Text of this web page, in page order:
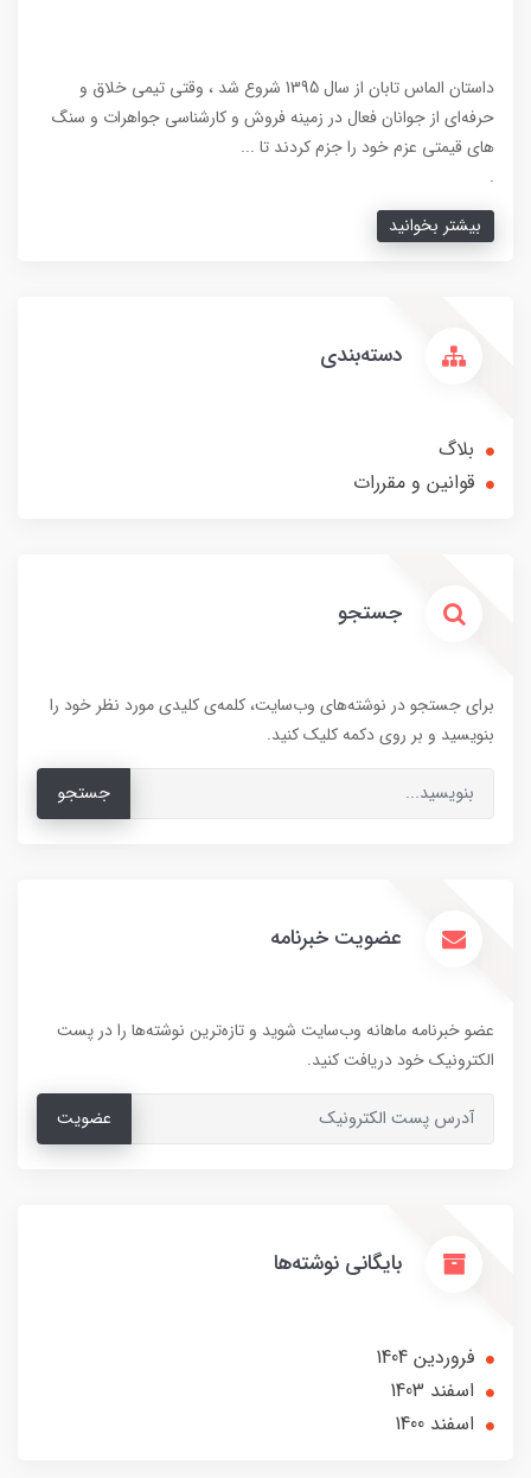
داستان الماس تابان از سال 1395 شروع شد ، وقتی تیمی خلاق و
حرفه‌ای از جوانان فعال در زمینه فروش و کارشناسی جواهرات و سنگ
های قیمتی عزم خود را جزم کردند تا ...
.
بیشتر بخوانید
دسته‌بندی
بلاگ
قوانین و مقررات
جستجو
برای جستجو در نوشته‌های وب‌سایت، کلمه‌ی کلیدی مورد نظر خود را
بنویسید و بر روی دکمه کلیک کنید.
جستجو
عضویت خبرنامه
عضو خبرنامه ماهانه وب‌سایت شوید و تازه‌ترین نوشته‌ها را در پست
الکترونیک خود دریافت کنید.
عضویت
بایگانی نوشته‌ها
فروردین 1404
اسفند 1403
اسفند 1400